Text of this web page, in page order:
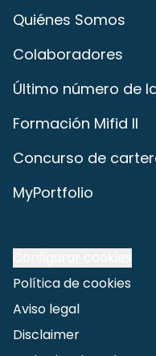
Quiénes Somos
Colaboradores
Último número de
Formación Mifid II
Concurso de
MyPortfolio
Política de cookies
Aviso legal
Disclaimer